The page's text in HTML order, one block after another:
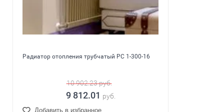
Радиатор отопления трубчатый PC 1-300-16
10 902.23руб.
9 812.01 руб.
Добавить в избранное